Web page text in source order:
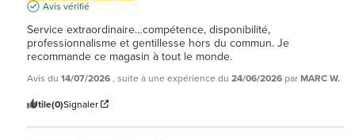
Avis vérifié
Service extraordinaire…compétence, disponibilité,
professionnalisme et gentillesse hors du commun. Je
recommande ce magasin à tout le monde.
Avis du 14/07/2026, suite à une expérience du 24/06/2026 parMARC W.
Utile(0)Signaler